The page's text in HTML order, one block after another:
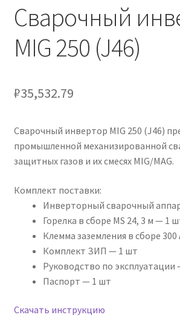
Сварочный
MIG 250 (J46)
₽35,532.79
Сварочный инвертор MIG 250 (J46)
промышленной механизированной
защитных газов и их смесях MIG/MAG.
Комплект поставки:
Инверторный сварочный
Горелка в сборе MS 24, 3 м — 1
Клемма заземления в сборе
Комплект ЗИП — 1 шт
Руководство по эксплуатации
Паспорт — 1 шт
Скачать инструкцию